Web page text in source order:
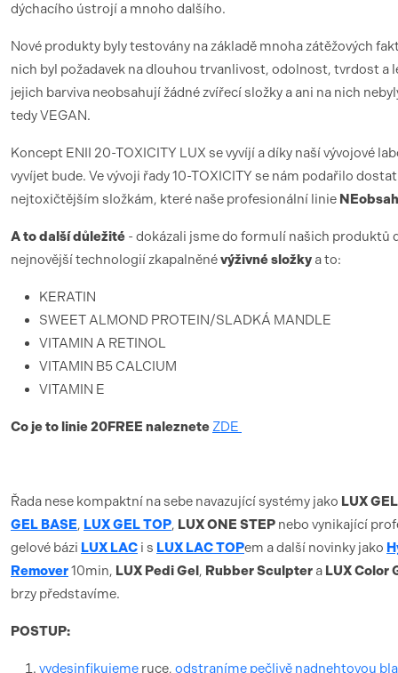
dýchacího ústrojí a mnoho dalšího.
Nové produkty byly testovány na základě mnoha zátěžových
nich byl požadavek na dlouhou trvanlivost, odolnost, tvrdost a
jejich barviva neobsahují žádné zvířecí složky a ani na nich
tedy VEGAN.
Koncept ENII 20-TOXICITY LUX se vyvíjí a díky naší vývojové
vyvíjet bude. Ve vývoji řady 10-TOXICITY se nám podařilo
nejtoxičtějším složkám, které naše profesionální linie
A to další důležité - dokázali jsme do formulí našich produktů
nejnovější technologií zkapalněnévýživné složky a to:
KERATIN
SWEET ALMOND PROTEIN/SLADKÁ MANDLE
VITAMIN A RETINOL
VITAMIN B5 CALCIUM
VITAMIN E
Co je to linie 20FREE nalezneteZDE
Řada nese kompaktní na sebe navazující systémy jako LUX
GEL BASE, LUX GEL TOP, LUX ONE STEP nebo vynikající
gelové bázi LUX LAC i s LUX LAC TOPem a další novinky jako
Remover10min, LUX Pedi Gel, Rubber Sculpter a LUX Color
brzy představíme.
POSTUP:
vydesinfikujeme ruce, odstraníme pečlivě nadnehtovou